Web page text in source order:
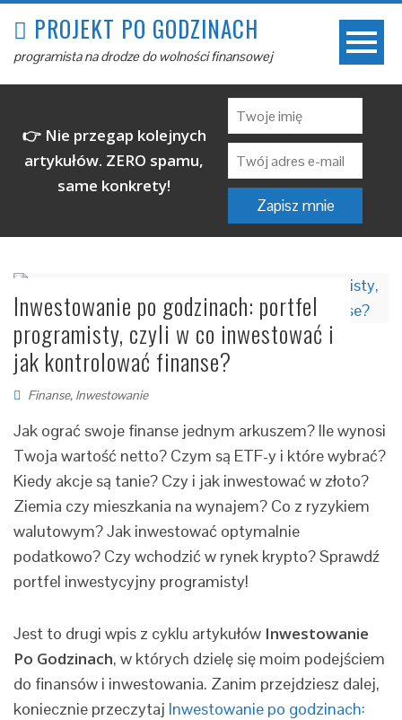
PROJEKT PO GODZINACH
programista na drodze do wolności finansowej
👉 Nie przegap kolejnych
artykułów. ZERO spamu,
same konkrety!
Inwestowanie po godzinach: portfel
programisty, czyli w co inwestować i
jak kontrolować finanse?
Finanse, Inwestowanie
Jak ograć swoje finanse jednym arkuszem? Ile wynosi
Twoja wartość netto? Czym są ETF-y i które wybrać?
Kiedy akcje są tanie? Czy i jak inwestować w złoto?
Ziemia czy mieszkania na wynajem? Co z ryzykiem
walutowym? Jak inwestować optymalnie
podatkowo? Czy wchodzić w rynek krypto? Sprawdź
portfel inwestycyjny programisty!
Jest to drugi wpis z cyklu artykułów Inwestowanie
Po Godzinach, w których dzielę się moim podejściem
do finansów i inwestowania. Zanim przejdziesz dalej,
koniecznie przeczytaj Inwestowanie po godzinach: